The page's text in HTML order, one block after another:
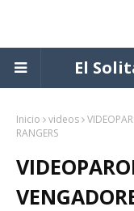
El
Inicio videos
RANGERS